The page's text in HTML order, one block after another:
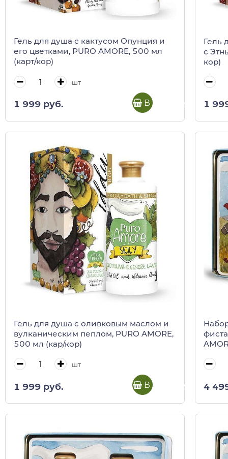
Гель для душа с кактусом Опунция и
его цветками, PURO AMORE, 500 мл
(карт/кор)
шт
1 999 руб. В корзину
Гель
с
кор)
1
Гель для душа с оливковым маслом и
вулканическим пеплом, PURO AMORE,
500 мл (кар/кор)
шт
1 999 руб. В корзину 4